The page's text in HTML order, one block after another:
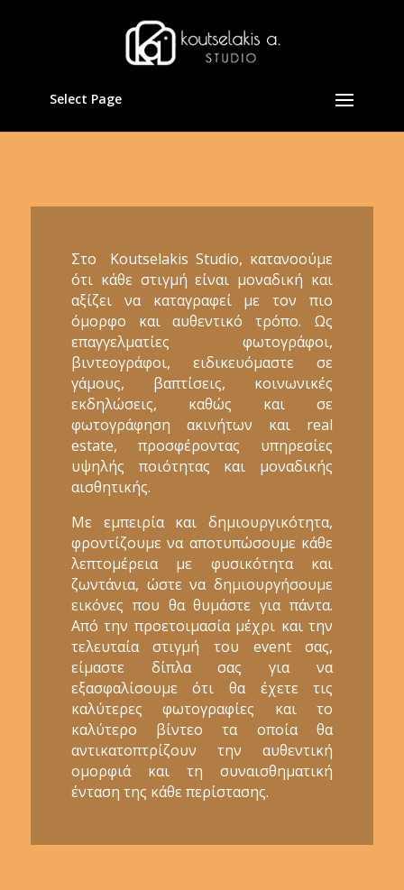
Select Page
Στο Koutselakis Studio, κατανοούμε
ότι κάθε στιγμή είναι μοναδική και
αξίζει να καταγραφεί με τον πιο
όμορφο και αυθεντικό τρόπο. Ως
επαγγελματίες φωτογράφοι,
βιντεογράφοι, ειδικευόμαστε σε
γάμους, βαπτίσεις, κοινωνικές
εκδηλώσεις, καθώς και σε
φωτογράφηση ακινήτων και real
estate, προσφέροντας υπηρεσίες
υψηλής ποιότητας και μοναδικής
αισθητικής.
Με εμπειρία και δημιουργικότητα,
φροντίζουμε να αποτυπώσουμε κάθε
λεπτομέρεια με φυσικότητα και
ζωντάνια, ώστε να δημιουργήσουμε
εικόνες που θα θυμάστε για πάντα.
Από την προετοιμασία μέχρι και την
τελευταία στιγμή του event σας,
είμαστε δίπλα σας για να
εξασφαλίσουμε ότι θα έχετε τις
καλύτερες φωτογραφίες και το
καλύτερο βίντεο τα οποία θα
αντικατοπτρίζουν την αυθεντική
ομορφιά και τη συναισθηματική
ένταση της κάθε περίστασης.